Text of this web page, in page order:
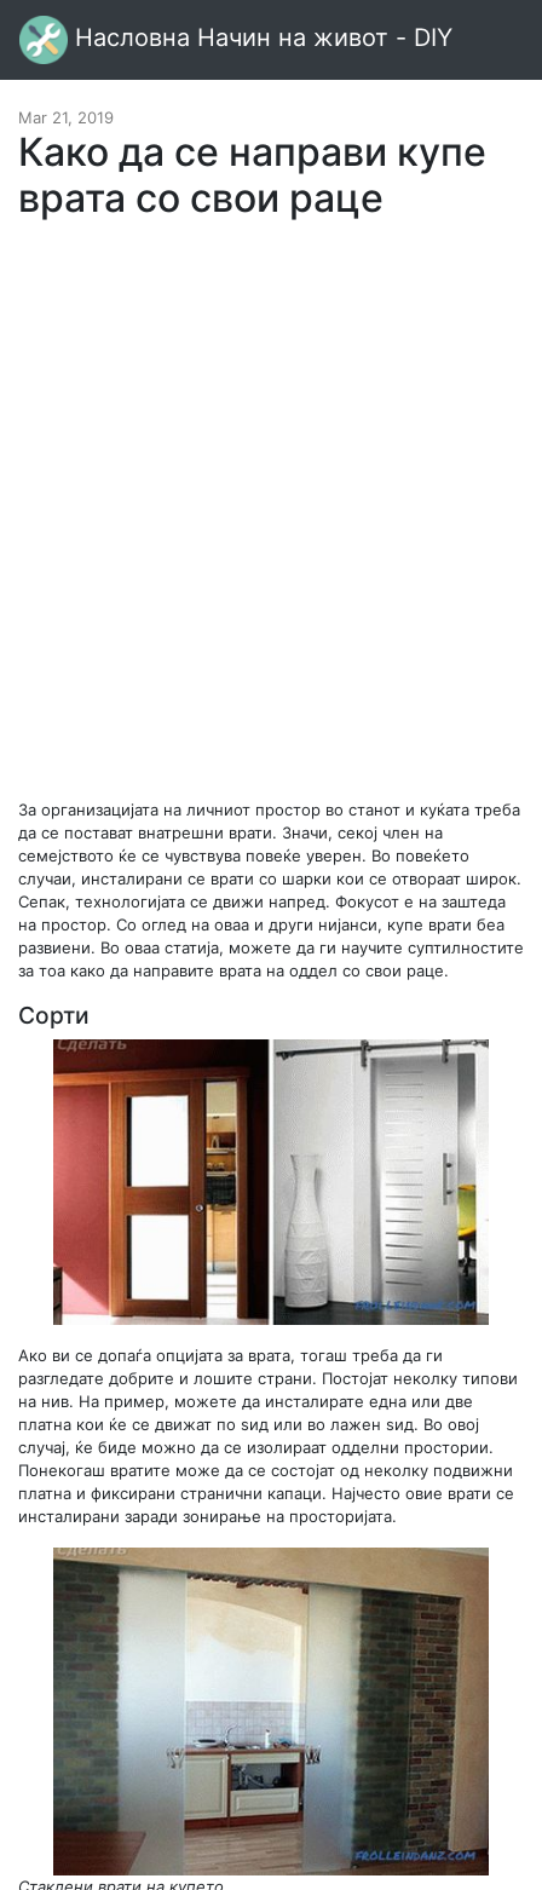
Насловна Начин на живот - DIY
Mar 21, 2019
Како да се направи купе
врата со свои раце
За организацијата на личниот простор во станот и куќата треба
да се постават внатрешни врати. Значи, секој член на
семејството ќе се чувствува повеќе уверен. Во повеќето
случаи, инсталирани се врати со шарки кои се отвораат широк.
Сепак, технологијата се движи напред. Фокусот е на заштеда
на простор. Со оглед на оваа и други нијанси, купе врати беа
развиени. Во оваа статија, можете да ги научите суптилностите
за тоа како да направите врата на оддел со свои раце.
Сорти
Ако ви се допаѓа опцијата за врата, тогаш треба да ги
разгледате добрите и лошите страни. Постојат неколку типови
на нив. На пример, можете да инсталирате една или две
платна кои ќе се движат по ѕид или во лажен ѕид. Во овој
случај, ќе биде можно да се изолираат одделни простории.
Понекогаш вратите може да се состојат од неколку подвижни
платна и фиксирани странични капаци. Најчесто овие врати се
инсталирани заради зонирање на просторијата.
Стаклени врати на купето